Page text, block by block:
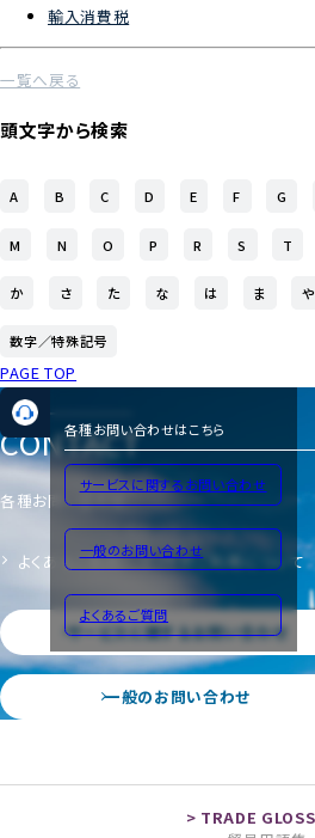
輸入消費税
一覧へ戻る
頭文字から検索
A B C D E F G
M N O P R S T
か さ た な は ま や
数字／特殊記号
PAGE TOP
各種お問い合わせはこちら
サービスに関するお問い合わせ
一般のお問い合わせ
よくあるご質問
CONTACT
各種お問い合わせ
よくあるご質問 サイトのご利用について
サービスに関するお問い合わせ
一般のお問い合わせ